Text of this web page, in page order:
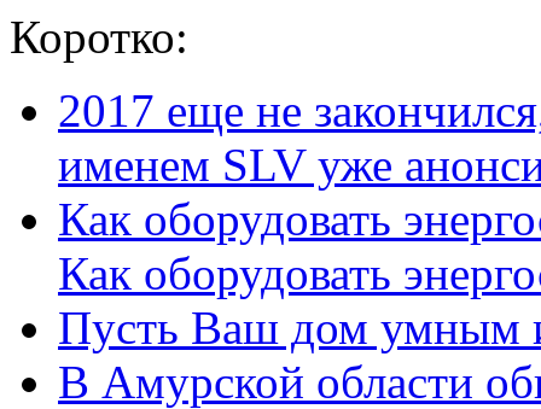
Коротко:
2017 еще не
именем SLV уже
Как оборудовать
Как оборудовать
Пусть Ваш дом умным
В Амурской области